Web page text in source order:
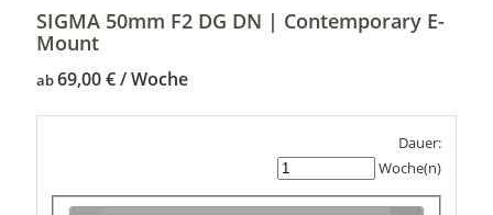
SIGMA 50mm F2 DG DN | Contemporary E-
Mount
ab69,00€
Dauer:
Woche(n)